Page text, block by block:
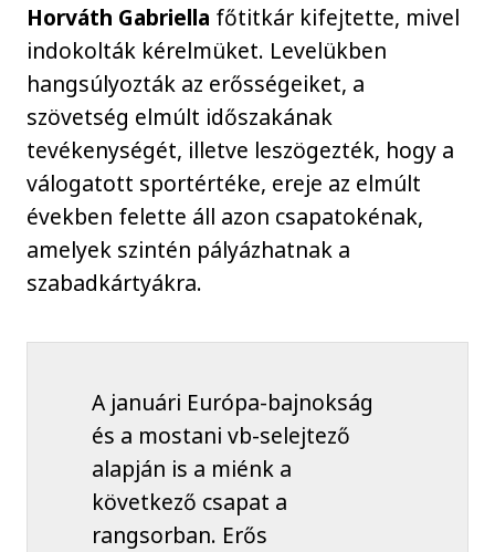
Horváth Gabriella főtitkár kifejtette, mivel
indokolták kérelmüket. Levelükben
hangsúlyozták az erősségeiket, a
szövetség elmúlt időszakának
tevékenységét, illetve leszögezték, hogy a
válogatott sportértéke, ereje az elmúlt
években felette áll azon csapatokénak,
amelyek szintén pályázhatnak a
szabadkártyákra.
A januári Európa-bajnokság
és a mostani vb-selejtező
alapján is a miénk a
következő csapat a
rangsorban. Erős